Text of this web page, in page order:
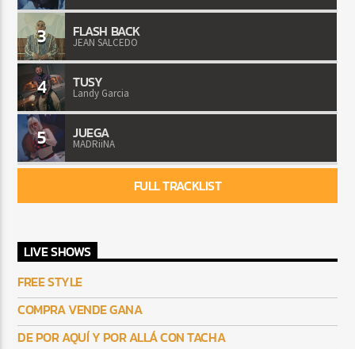
3 FLASH BACK
JEAN SALCEDO
4 TUSY
Landy Garcia
5 JUEGA
MADRiiNA
FULL TRACKLIST
LIVE SHOWS
FREE STYLE
COMPRA VENDE GANA
DE POR AQUÍ Y POR ALLÁ CON TACHA